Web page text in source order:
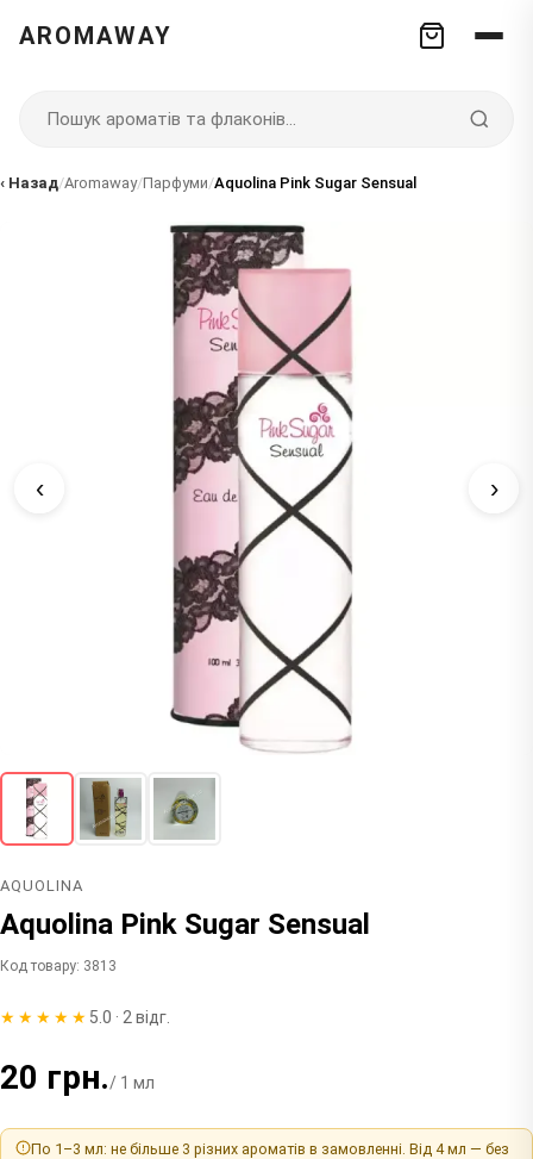
AROMAWAY
‹ Назад/Aromaway/Парфуми/Aquolina Pink Sugar Sensual
‹ ›
AQUOLINA
Aquolina Pink Sugar Sensual
Код товару: 3813
★★★★★ 5.0 · 2 відг.
20 грн./ 1 мл
По 1–3 мл: не більше 3 різних ароматів в замовленні. Від 4 мл — без